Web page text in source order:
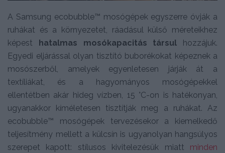
A Samsung ecobubble™ mosógépek egyszerre óvják a
ruhákat és a környezetet, ráadásul külső méreteikhez
képest
hatalmas mosókapacitás társul hozzájuk.
Egyedi eljárással olyan tisztító buborékokat képeznek a
mosószerből, amelyek egyenletesen járják át a
textíliákat, és a hagyományos mosógépekkel
ellentétben akár hideg vízben, 15 °C-on is hatékonyan,
ugyanakkor kíméletesen tisztítják meg a ruhákat. Az
ecobubble™ mosógépek tervezésekor a kiemelkedő
teljesítmény mellett a külcsín is ugyanolyan hangsúlyos
szerepet kapott: stílusos kivitelezésük miatt minden